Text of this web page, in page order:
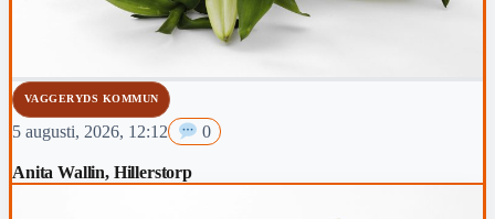
VAGGERYDS KOMMUN
5 augusti, 2026, 12:12 0
Anita Wallin, Hillerstorp